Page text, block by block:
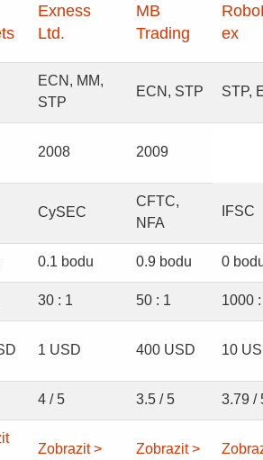
Exness
Ltd.
MB
Trading
ex
ECN, MM,
STP
ECN, STP STP,
2008 2009
CySEC
CFTC,
NFA
IFSC
0.1 bodu 0.9 bodu 0
30 : 1 50 : 1 1000
1 USD 400 USD 10
4 / 5 3.5 / 5 3.79 /
Zobrazit > Zobrazit >